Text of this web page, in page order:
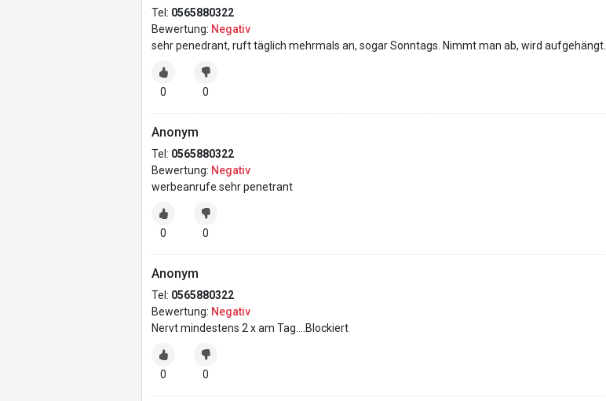
Tel: 0565880322
Bewertung: Negativ
sehr penedrant, ruft täglich mehrmals an, sogar Sonntags. Nimmt man ab, wird aufgehängt.
0 0
Anonym
Tel: 0565880322
Bewertung: Negativ
werbeanrufe.sehr penetrant
0 0
Anonym
Tel: 0565880322
Bewertung: Negativ
Nervt mindestens 2 x am Tag....Blockiert
0 0